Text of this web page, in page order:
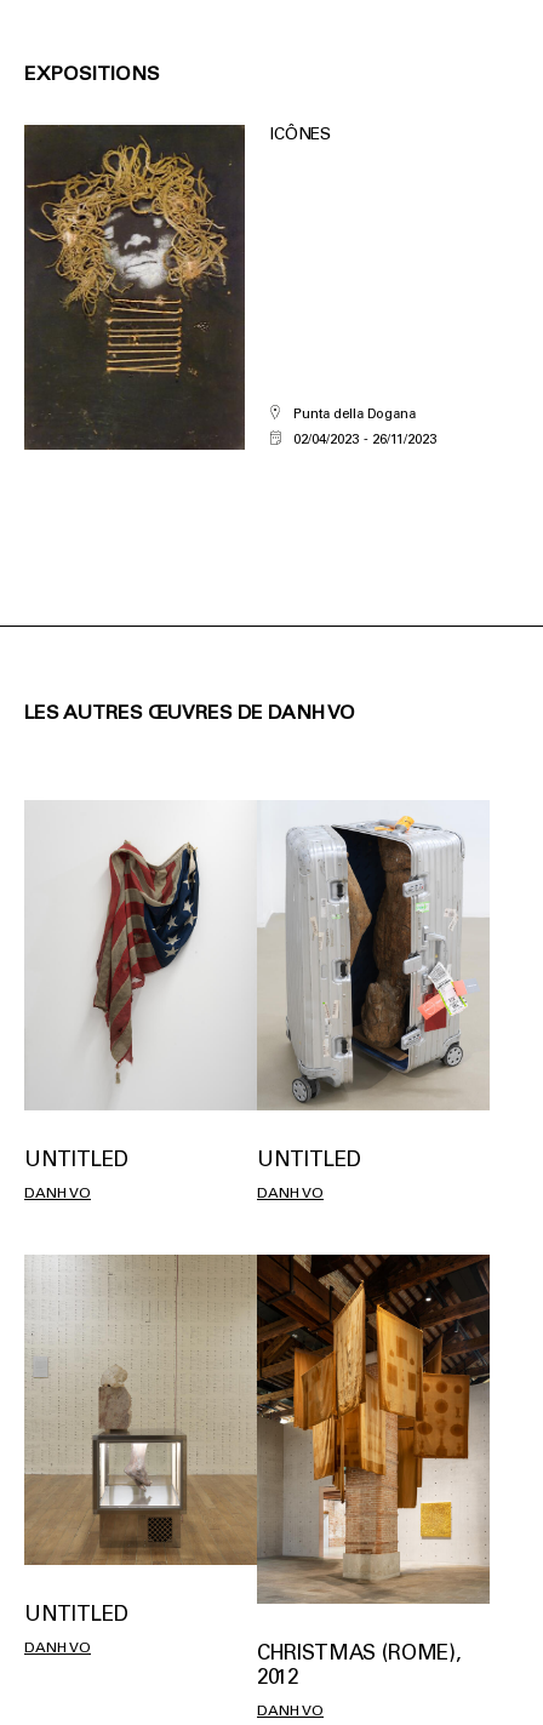
EXPOSITIONS
ICÔNES
Punta della Dogana
02/04/2023
26/11/2023
LES AUTRES ŒUVRES DE DANH VO
UNTITLED
DANH VO
UNTITLED
DANH VO
UNTITLED
DANH VO
CHRISTMAS (ROME),
2012
DANH VO